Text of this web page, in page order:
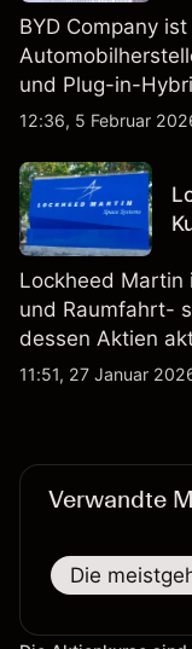
BYD Company
und Plug-in-
Märkten umfasst.
12:36, 5 Februar
Lockheed
und Raumfahrt-
dessen Aktien
werden von
11:51, 27 Januar
Verwandte
Die